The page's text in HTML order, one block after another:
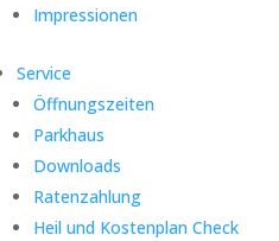
Impressionen
Service
Öffnungszeiten
Parkhaus
Downloads
Ratenzahlung
Heil und Kostenplan Check